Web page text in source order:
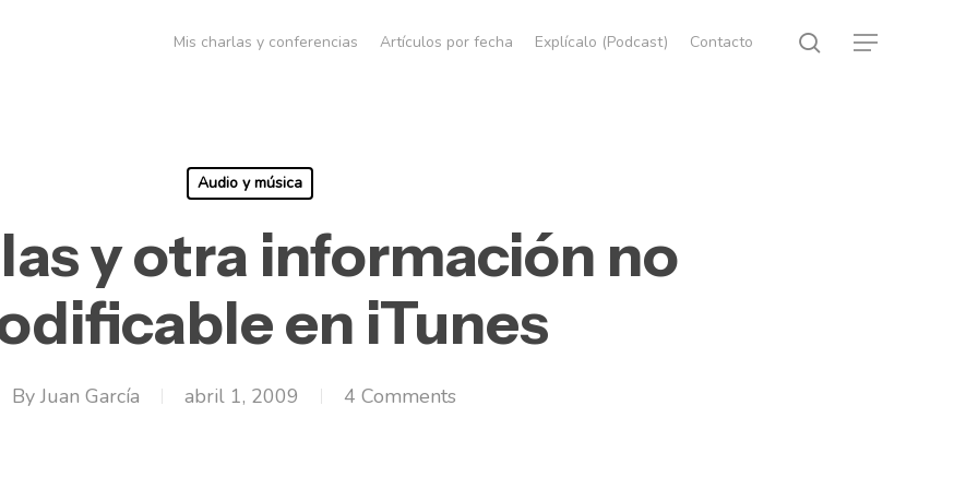
Mis charlas y conferencias Artículos por fecha Explícalo (Podcast) Contacto search
Menu
Audio y música
y otra información no
en iTunes
By Juan García abril 1, 2009 4 Comments